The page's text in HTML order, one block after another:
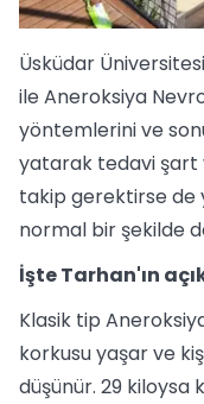
Üsküdar
ile Aneroksiya
yöntemlerini ve
yatarak tedavi şart
takip gerektirse de
normal bir şekilde
İşte Tarhan'ın
Klasik tip
korkusu yaşar ve
düşünür. 29 kiloysa